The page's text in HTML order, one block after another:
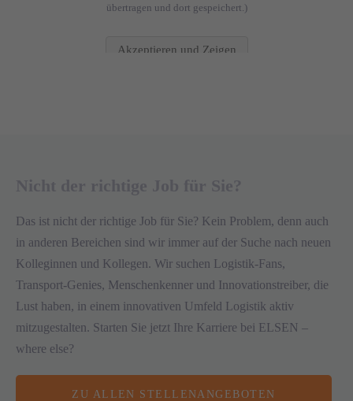
übertragen und dort gespeichert.)
Akzeptieren und Zeigen
Das ist nicht der richtige Job für Sie? Kein Problem, denn auch
in anderen Bereichen sind wir immer auf der Suche nach neuen
Kolleginnen und Kollegen. Wir suchen Logistik-Fans,
Transport-Genies, Menschenkenner und Innovationstreiber, die
Lust haben, in einem innovativen Umfeld Logistik aktiv
mitzugestalten. Starten Sie jetzt Ihre Karriere bei ELSEN –
where else?
ZU ALLEN STELLENANGEBOTEN